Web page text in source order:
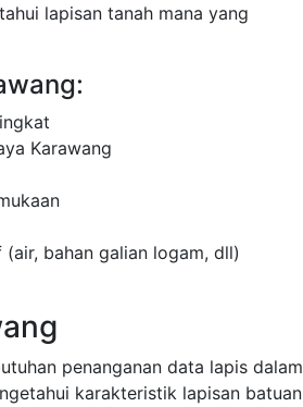
lapisan tanah mana yang
Karawang
bahan galian logam, dll)
penanganan data lapis dalam
karakteristik lapisan batuan